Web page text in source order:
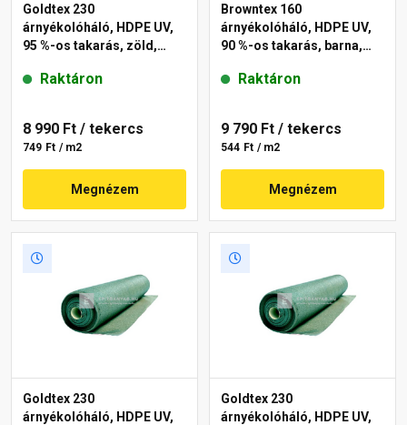
Goldtex 230
árnyékolóháló, HDPE UV,
95 %-os takarás, zöld,
Raktáron
8 990 Ft / tekercs
749 Ft / m2
Megnézem
Browntex 160
árnyékolóháló, HDPE UV,
90 %-os takarás, barna,
Raktáron
9 790 Ft / tekercs
544 Ft / m2
Megnézem
Goldtex 230
árnyékolóháló, HDPE UV,
Goldtex 230
árnyékolóháló, HDPE UV,